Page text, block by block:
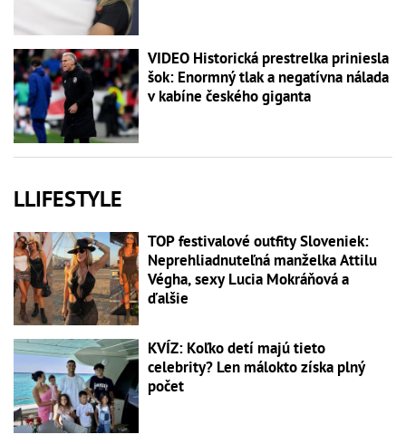
VIDEO Historická prestrelka priniesla
šok: Enormný tlak a negatívna nálada
v kabíne českého giganta
LLIFESTYLE
TOP festivalové outfity Sloveniek:
Neprehliadnuteľná manželka Attilu
Végha, sexy Lucia Mokráňová a
ďalšie
KVÍZ: Koľko detí majú tieto
celebrity? Len málokto získa plný
počet